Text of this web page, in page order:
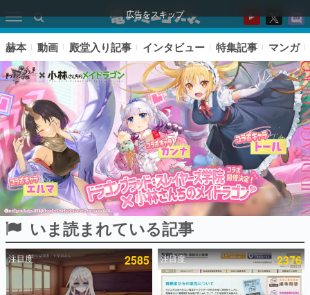
広告をスキップ
ピックアップ
電ファミのいま読まれている記事ランキング
赫本 動画 殿堂入り記事 インタビュー 特集記事 マンガ
いま読まれている記事
注目度 2585 注目度 2376